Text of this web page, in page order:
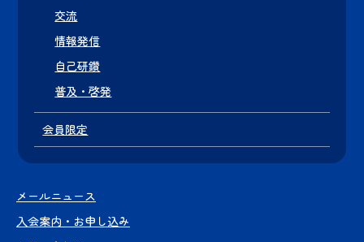
交流
情報発信
自己研鑽
普及・啓発
会員限定
メールニュース
入会案内・お申し込み